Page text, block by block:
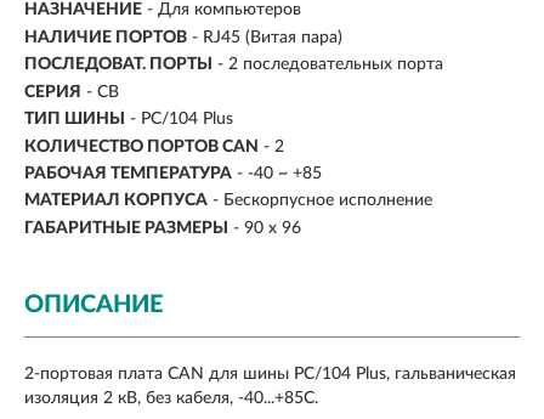
НАЗНАЧЕНИЕ - Для компьютеров
НАЛИЧИЕ ПОРТОВ - RJ45 (Витая пара)
ПОСЛЕДОВАТ. ПОРТЫ
- 2 последовательных порта
СЕРИЯ - CB
ТИП ШИНЫ
- PC/104 Plus
КОЛИЧЕСТВО ПОРТОВ CAN - 2
РАБОЧАЯ ТЕМПЕРАТУРА - -40 ~ +85
МАТЕРИАЛ КОРПУСА - Бескорпусное исполнение
ГАБАРИТНЫЕ РАЗМЕРЫ
- 90 x 96
ОПИСАНИЕ
2-портовая плата CAN для шины PC/104 Plus, гальваническая
изоляция 2 кВ, без кабеля, -40...+85С.